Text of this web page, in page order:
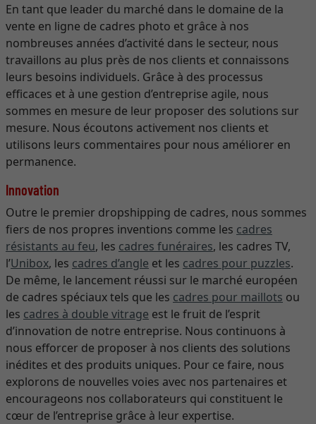
En tant que leader du marché dans le domaine de la
vente en ligne de cadres photo et grâce à nos
nombreuses années d’activité dans le secteur, nous
travaillons au plus près de nos clients et connaissons
leurs besoins individuels. Grâce à des processus
efficaces et à une gestion d’entreprise agile, nous
sommes en mesure de leur proposer des solutions sur
mesure. Nous écoutons activement nos clients et
utilisons leurs commentaires pour nous améliorer en
permanence.
Innovation
Outre le premier dropshipping de cadres, nous sommes
fiers de nos propres inventions comme les cadres
résistants au feu, les cadres funéraires, les cadres TV,
l’Unibox, les cadres d’angle et les cadres pour puzzles.
De même, le lancement réussi sur le marché européen
de cadres spéciaux tels que les cadres pour maillots ou
les cadres à double vitrage est le fruit de l’esprit
d’innovation de notre entreprise. Nous continuons à
nous efforcer de proposer à nos clients des solutions
inédites et des produits uniques. Pour ce faire, nous
explorons de nouvelles voies avec nos partenaires et
encourageons nos collaborateurs qui constituent le
cœur de l’entreprise grâce à leur expertise.